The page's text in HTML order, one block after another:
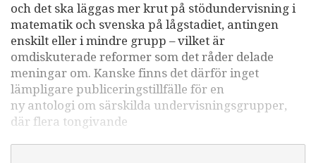
och det ska läggas mer krut på stödundervisning i
matematik och svenska på lågstadiet, antingen
enskilt eller i mindre grupp – vilket är
omdiskuterade reformer som det råder delade
meningar om. Kanske finns det därför inget
lämpligare publiceringstillfälle för en
ny antologi om särskilda undervisningsgrupper,
där flera tongivande